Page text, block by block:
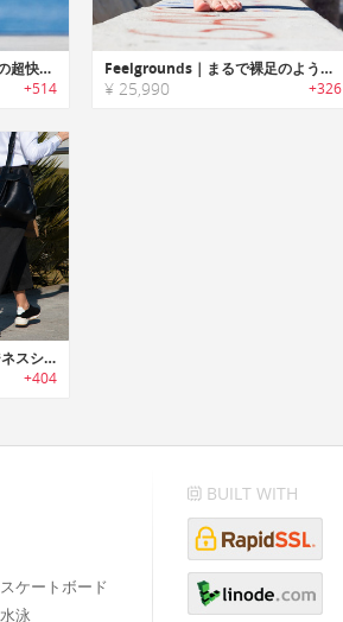
Coby Move｜履き心地抜群の超快適・高機能メリノウールシューズ「コビー」
+514
Feelgrounds｜まるで裸足のような履き心地のカジュアルベアフットシューズ「フィールグラウンズ」
¥ 25,990 +326
BUSINESS SNEAKER｜ビジネスシーンでも着用可能なカジュアルスニーカー「ビジネススニーカー」
+404
スケートボード
水泳
BUILT WITH